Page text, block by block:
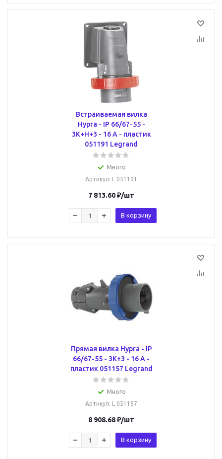
Встраиваемая вилка
Hypra - IP 66/67-55 -
3К+Н+3 - 16 А - пластик
051191 Legrand
Много
Артикул: L 051191
7 813.60₽/шт
В корзину
Прямая вилка Hypra - IP
66/67-55 - 3К+3 - 16 А -
пластик 051157 Legrand
Много
Артикул: L 051157
8 908.68₽/шт
В корзину